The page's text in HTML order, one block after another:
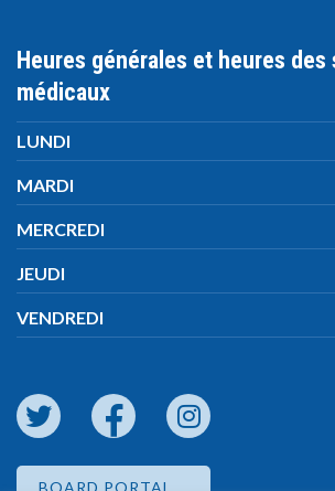
Heures générales et heures des
médicaux
LUNDI
MARDI
MERCREDI
JEUDI
VENDREDI
BOARD PORTAL